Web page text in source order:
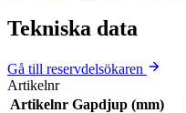
Tekniska data
Gå till reservdelsökaren
Artikelnr
Artikelnr Gapdjup (mm)